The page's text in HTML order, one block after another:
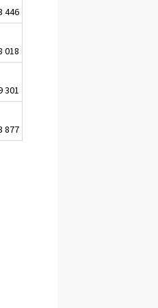
446
018
301
877